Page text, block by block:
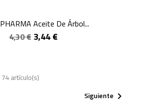
Aceite De Árbol...
4,30 € 3,44 €
artículo(s)
Siguiente 